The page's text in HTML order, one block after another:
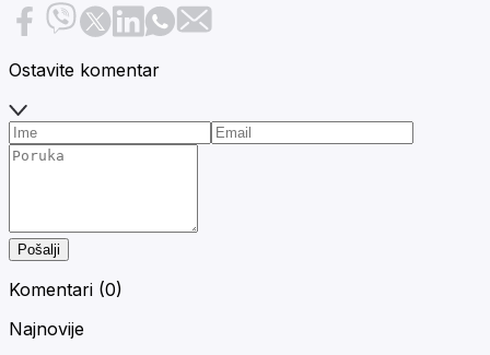
Ostavite komentar
Pošalji
Komentari (0)
Najnovije